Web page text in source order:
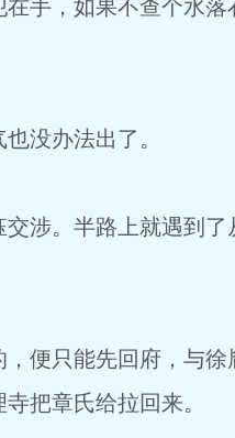
手，如果不查个水落
没办法出了。
涉。半路上就遇到了
便只能先回府，与徐
把章氏给拉回来。